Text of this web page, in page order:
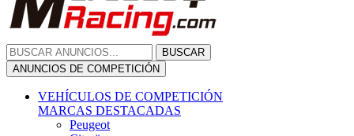
BUSCAR
ANUNCIOS DE COMPETICIÓN
VEHÍCULOS DE COMPETICIÓN
MARCAS DESTACADAS
Peugeot
Citroën
Renault